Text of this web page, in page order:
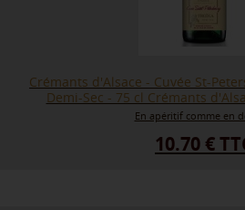
Crémants d'Alsace - Cuvée St-
Demi-Sec - 75 cl Crémants
En apéritif comme en
10.70 €